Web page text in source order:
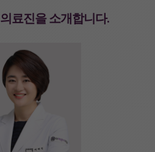
의료진을 소개합니다.